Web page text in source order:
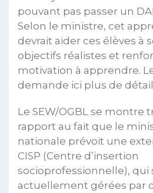
pouvant pas passer un
Selon le ministre, cet
devrait aider ces élèves à
objectifs réalistes et
motivation à apprendre. Le
demande ici plus de
Le SEW/OGBL se montre
rapport au fait que le
nationale prévoit une
CISP (Centre d’insertion
socioprofessionnelle), qui
actuellement gérées par